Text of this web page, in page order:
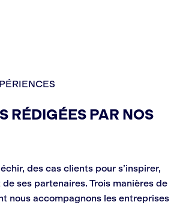
RÉDIGÉES PAR NOS
des cas clients pour s’inspirer,
de ses partenaires. Trois manières de
nous accompagnons les entreprises